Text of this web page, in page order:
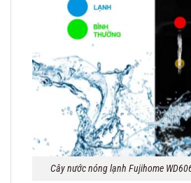
Cây nước nóng lạnh Fujihome